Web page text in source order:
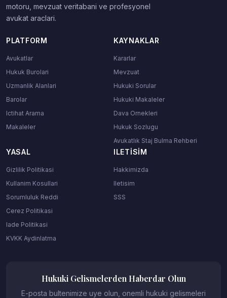
motoru, mevzuat veritabani ve profesyonel
avukat araclari.
PLATFORM
Avukatlar
Hukuk Burolari
Uzmanlik Alanlari
Barolar
Ictihat Arama
Makaleler
KAYNAKLAR
Kararlar
Mevzuat
Hukuki Sorular
Hukuki Makaleler
Dava Ornekleri
Hukuk Sozlugu
Avukatlık Staj Bulma Rehberi
YASAL
Gizlilik Politikasi
Kullanim Kosullari
Sorumluluk Reddi
Cerez Politikasi
Iade Politikasi
KVKK Aydinlatma
ILETISIM
Hakkimizda
Iletisim
SSS
Hukuki Gelismelerden Haberdar Olun
E-posta bultenimize uye olun, onemli hukuki gelismeleri